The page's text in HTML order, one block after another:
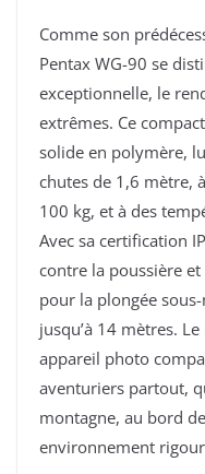
Comme son
Pentax WG-90 se
exceptionnelle, le
extrêmes. Ce
solide en polymère,
chutes de 1,6 mètre,
100 kg, et à des
Avec sa certification
contre la poussière
pour la plongée
jusqu’à 14 mètres.
appareil photo
aventuriers partout,
montagne, au bord
environnement